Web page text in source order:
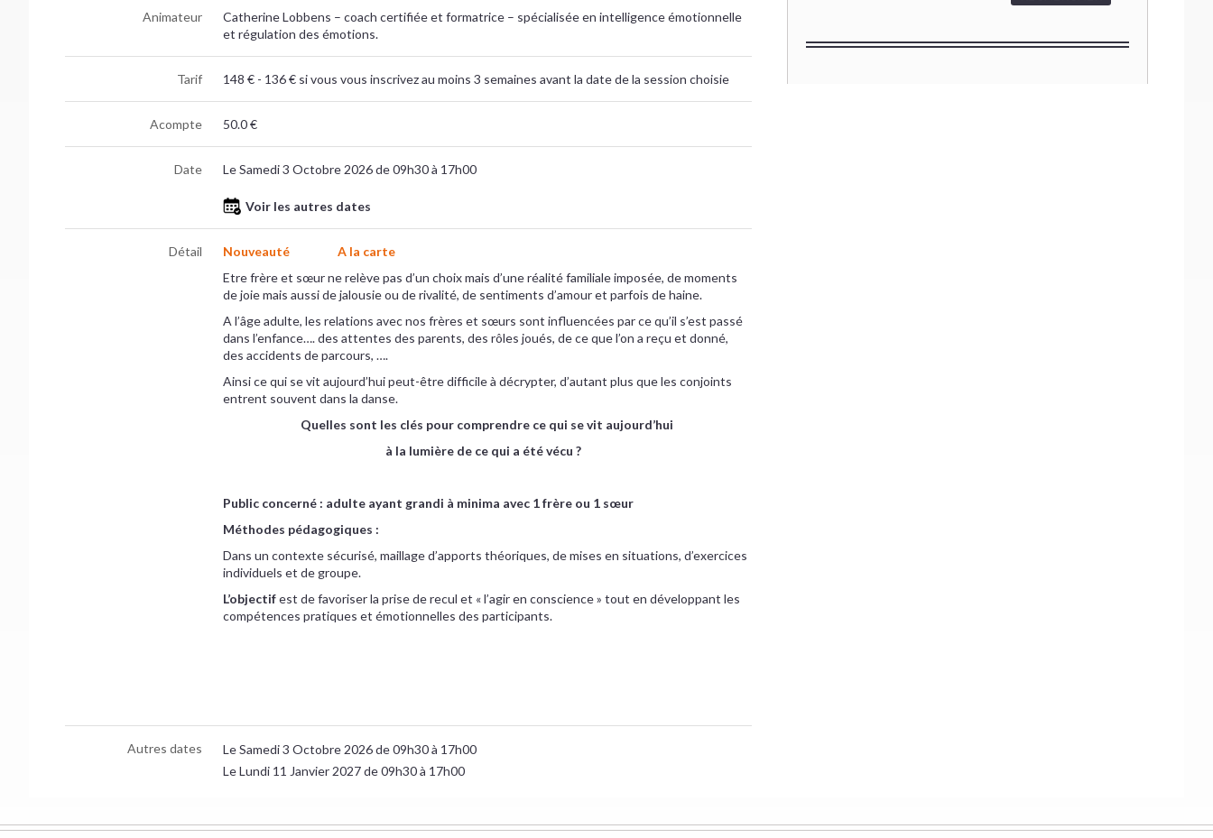
Animateur
Catherine Lobbens – coach certifiée et formatrice – spécialisée en intelligence émotionnelle
et régulation des émotions.
Tarif 148 € - 136 € si vous vous inscrivez au moins 3 semaines avant la date de la session choisie
Acompte 50.0 €
Date Le Samedi 3 Octobre 2026 de 09h30 à 17h00
Voir les autres dates
Détail Nouveauté
A la carte
Etre frère et sœur ne relève pas d’un choix mais d’une réalité familiale imposée, de moments
de joie mais aussi de jalousie ou de rivalité, de sentiments d’amour et parfois de haine.
A l’âge adulte, les relations avec nos frères et sœurs sont influencées par ce qu’il s’est passé
dans l’enfance…. des attentes des parents, des rôles joués, de ce que l’on a reçu et donné,
des accidents de parcours, ….
Ainsi ce qui se vit aujourd’hui peut-être difficile à décrypter, d’autant plus que les conjoints
entrent souvent dans la danse.
Quelles sont les clés pour comprendre ce qui se vit aujourd’hui
à la lumière de ce qui a été vécu ?
Public concerné : adulte ayant grandi à minima avec 1 frère ou 1 sœur
Méthodes pédagogiques :
Dans un contexte sécurisé, maillage d’apports théoriques, de mises en situations, d’exercices
individuels et de groupe.
L’objectifest de favoriser la prise de recul et « l’agir en conscience » tout en développant les
compétences pratiques et émotionnelles des participants.
Autres dates
Le Samedi 3 Octobre 2026 de 09h30 à 17h00
Le Lundi 11 Janvier 2027 de 09h30 à 17h00